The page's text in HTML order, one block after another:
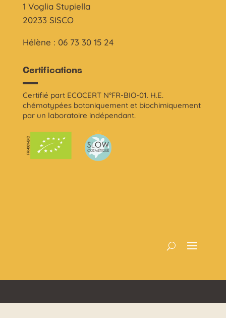
1 Voglia Stupiella
20233 SISCO
Hélène : 06 73 30 15 24
Certifications
Certifié part ECOCERT N°FR-BIO-01. H.E.
chémotypées botaniquement et biochimiquement
par un laboratoire indépendant.